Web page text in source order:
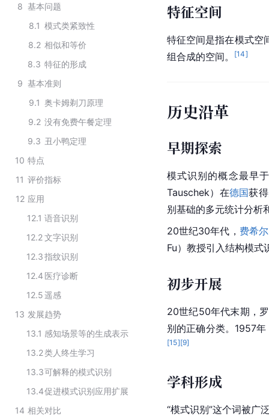
8 基本问题
8.1 模式类紧致性
8.2 相似和等价
8.3 特征的形成
9 基本准则
9.1 奥卡姆剃刀原理
9.2 没有免费午餐定理
9.3 丑小鸭定理
10 特点
11 评价指标
12 应用
12.1 语音识别
12.2文字识别
12.3指纹识别
12.4 医疗诊断
12.5遥感
13 发展趋势
13.1 感知场景等的生成表示
13.2类人终生学习
13.3可解释的模式识别
13.4促进模式识别应用扩展
14 相关对比
特征空间
特征空间是指在模式空
组合成的空间。
[14]
历史沿革
早期探索
模式识别的概念最早
Tauschek）在德国获得
别基础的多元统计分析
20世纪30年代， 费希尔
Fu）教授引入结构模式
初步开展
20世纪50年代末期，
别的正确分类。1957
[15][9]
学科形成
“模式识别”这个词被广